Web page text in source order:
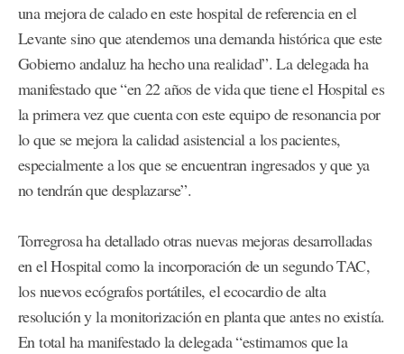
una mejora de calado en este hospital de referencia en el
Levante sino que atendemos una demanda histórica que este
Gobierno andaluz ha hecho una realidad”. La delegada ha
manifestado que “en 22 años de vida que tiene el Hospital es
la primera vez que cuenta con este equipo de resonancia por
lo que se mejora la calidad asistencial a los pacientes,
especialmente a los que se encuentran ingresados y que ya
no tendrán que desplazarse”.
Torregrosa ha detallado otras nuevas mejoras desarrolladas
en el Hospital como la incorporación de un segundo TAC,
los nuevos ecógrafos portátiles, el ecocardio de alta
resolución y la monitorización en planta que antes no existía.
En total ha manifestado la delegada “estimamos que la